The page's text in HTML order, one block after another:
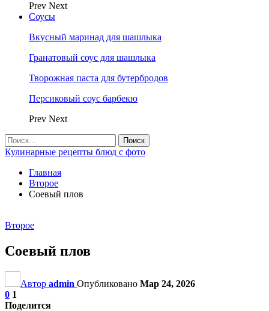
Prev Next
Соусы
Вкусный маринад для шашлыка
Гранатовый соус для шашлыка
Творожная паста для бутербродов
Персиковый соус барбекю
Prev Next
Кулинарные рецепты блюд с фото
Главная
Второе
Соевый плов
Второе
Соевый плов
Автор admin Опубликовано Мар 24, 2026
0 1
Поделится